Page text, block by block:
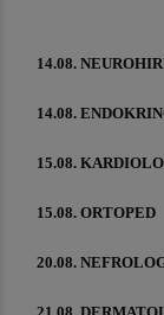
14.08.
14.08.
15.08.
15.08. ORTOPED
20.08.